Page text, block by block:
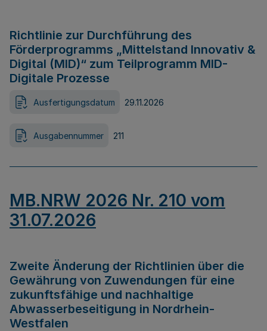
Richtlinie zur Durchführung des
Förderprogramms „Mittelstand Innovativ &
Digital (MID)“ zum Teilprogramm MID-
Digitale Prozesse
Ausfertigungsdatum 29.11.2026
Ausgabennummer 211
MB.NRW 2026 Nr. 210 vom
31.07.2026
Zweite Änderung der Richtlinien über die
Gewährung von Zuwendungen für eine
zukunftsfähige und nachhaltige
Abwasserbeseitigung in Nordrhein-
Westfalen